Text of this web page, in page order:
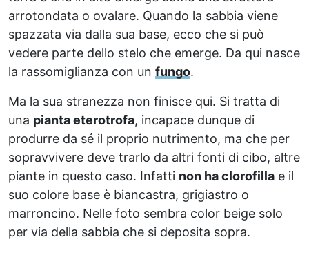
arrotondata o ovalare. Quando la sabbia viene
spazzata via dalla sua base, ecco che si può
vedere parte dello stelo che emerge. Da qui nasce
la rassomiglianza con un fungo.
Ma la sua stranezza non finisce qui. Si tratta di
una pianta eterotrofa, incapace dunque di
produrre da sé il proprio nutrimento, ma che per
sopravvivere deve trarlo da altri fonti di cibo, altre
piante in questo caso. Infatti non ha clorofilla e il
suo colore base è biancastra, grigiastro o
marroncino. Nelle foto sembra color beige solo
per via della sabbia che si deposita sopra.